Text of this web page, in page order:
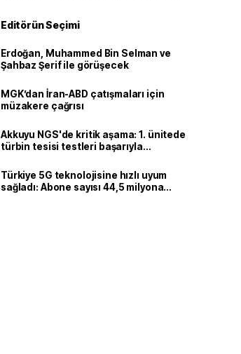
Editörün Seçimi
Erdoğan, Muhammed Bin Selman ve
Şahbaz Şerif ile görüşecek
MGK’dan İran-ABD çatışmaları için
müzakere çağrısı
Akkuyu NGS'de kritik aşama: 1. ünitede
türbin tesisi testleri başarıyla
Türkiye 5G teknolojisine hızlı uyum
sağladı: Abone sayısı 44,5 milyona